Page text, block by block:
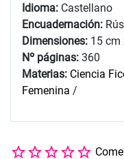
Idioma: Castellano
Encuadernación:
Dimensiones: 15 cm
Nº páginas: 360
Materias: Ciencia
Femenina /